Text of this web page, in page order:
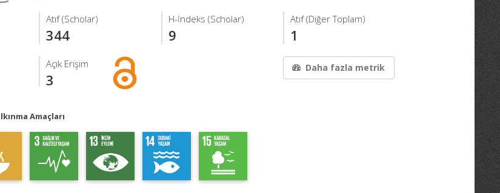
Atıf (Scholar)
344
H-İndeks (Scholar)
9
Atıf (Diğer Toplam)
1
Açık Erişim
3
Daha fazla metrik
Amaçları